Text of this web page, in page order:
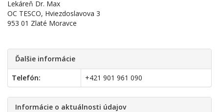
Lekáreň Dr. Max
OC TESCO, Hviezdoslavova 3
953 01 Zlaté Moravce
Ďalšie informácie
Telefón: +421 901 961 090
Informácie o aktuálnosti údajov